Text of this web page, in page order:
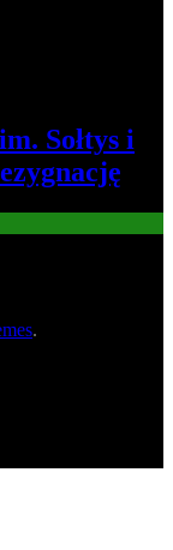
Sołtys i
.